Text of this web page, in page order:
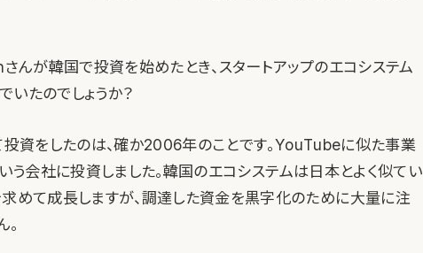
んが韓国で投資を始めたとき、スタートアップのエコシステム
いたのでしょうか？
投資をしたのは、確か2006年のことです。YouTubeに似た事業
う会社に投資しました。韓国のエコシステムは日本とよく似てい
求めて成長しますが、調達した資金を黒字化のために大量に注